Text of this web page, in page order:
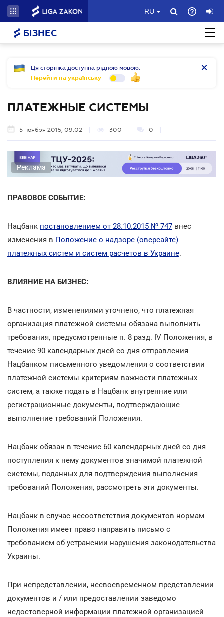
RU
БІЗНЕС
Ця сторінка доступна рідною мовою.
Перейти на українську
ПЛАТЕЖНЫЕ СИСТЕМЫ
5 ноября 2015, 09:02 300 0
Реклама
ПРАВОВОЕ СОБЫТИЕ:
Нацбанк постановлением от 28.10.2015 № 747 внес
изменения в Положение о надзоре (оверсайте)
платежных систем и систем расчетов в Украине.
ВЛИЯНИЕ НА БИЗНЕС:
В частности, изменениями уточнено, что платежная
организация платежной системы обязана выполнить
требования, предусмотренные п. 8 разд. IV Положения, в
течение 90 календарных дней со дня отправления
Нацбанком письменного уведомления о соответствии
платежной системы критериям важности платежных
систем, а также подать в Нацбанк внутренние или
регистрационные документы, подтверждающие
выполнение требований Положения.
Нацбанк обязан в течение 60 календарных дней со дня
поступления к нему документов значимой платежной
системы, поданных для подтверждения выполнения
требований Положения, рассмотреть эти документы.
Нацбанк в случае несоответствия документов нормам
Положения имеет право направить письмо с
требованием об устранении нарушения законодательства
Украины.
При непредставлении, несвоевременном представлении
документов и / или предоставлении заведомо
недостоверной информации платежной организацией